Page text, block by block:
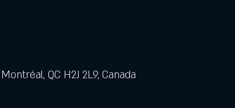
QC H2J 2L9, Canada